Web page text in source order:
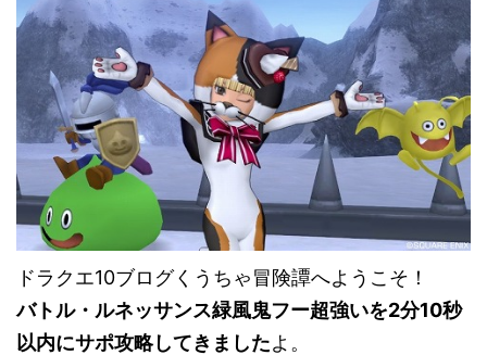
ドラクエ10ブログくうちゃ冒険譚へようこそ！
バトル・ルネッサンス緑風鬼フー超強いを2分10秒
以内にサポ攻略してきましたよ。